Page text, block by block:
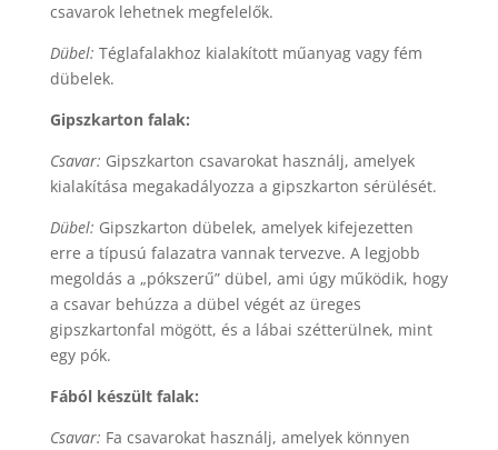
csavarok lehetnek megfelelők.
Dübel: Téglafalakhoz kialakított műanyag vagy fém
dübelek.
Gipszkarton falak:
Csavar: Gipszkarton csavarokat használj, amelyek
kialakítása megakadályozza a gipszkarton sérülését.
Dübel: Gipszkarton dübelek, amelyek kifejezetten
erre a típusú falazatra vannak tervezve. A legjobb
megoldás a „pókszerű” dübel, ami úgy működik, hogy
a csavar behúzza a dübel végét az üreges
gipszkartonfal mögött, és a lábai szétterülnek, mint
egy pók.
Fából készült falak:
Csavar: Fa csavarokat használj, amelyek könnyen